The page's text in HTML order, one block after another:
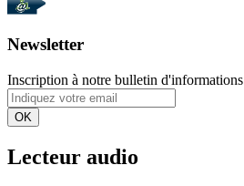
Newsletter
Inscription à notre bulletin d'informations
OK
Lecteur audio